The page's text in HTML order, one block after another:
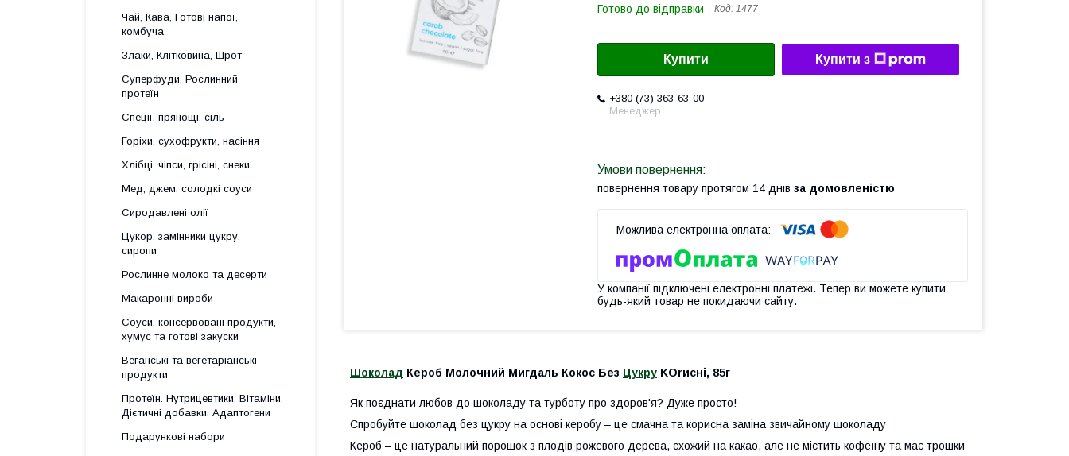
Готово до відправки Код: 1477
Купити Купити з
+380 (73) 363-63-00
Менеджер
повернення товару протягом 14 днів за домовленістю
У компанії підключені електронні платежі. Тепер ви можете купити
будь-який товар не покидаючи сайту.
Шоколад Кероб Молочний Мигдаль Кокос Без Цукру KOrисні, 85г
Як поєднати любов до шоколаду та турботу про здоров'я? Дуже просто!
Спробуйте шоколад без цукру на основі керобу – це смачна та корисна заміна звичайному шоколаду
Кероб – це натуральний порошок з плодів рожевого дерева, схожий на какао, але не містить кофеїну та має трошки
Чай, Кава, Готові напої,
комбуча
Злаки, Клітковина, Шрот
Суперфуди, Рослинний
протеїн
Спеції, прянощі, сіль
Горіхи, сухофрукти, насіння
Хлібці, чіпси, грісіні, снеки
Мед, джем, солодкі соуси
Сиродавлені олії
Цукор, замінники цукру,
сиропи
Рослинне молоко та десерти
Макаронні вироби
Соуси, консервовані продукти,
хумус та готові закуски
Веганські та вегетаріанські
продукти
Протеїн. Нутрицевтики. Вітаміни.
Дієтичні добавки. Адаптогени
Подарункові набори